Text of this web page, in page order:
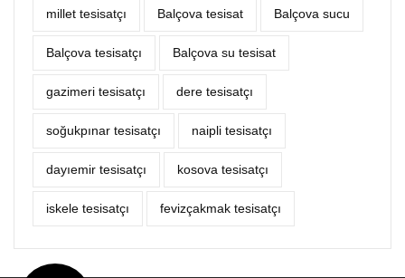
millet tesisatçı Balçova tesisat Balçova sucu
Balçova tesisatçı Balçova su tesisat
gazimeri tesisatçı dere tesisatçı
soğukpınar tesisatçı naipli tesisatçı
dayıemir tesisatçı kosova tesisatçı
iskele tesisatçı fevizçakmak tesisatçı